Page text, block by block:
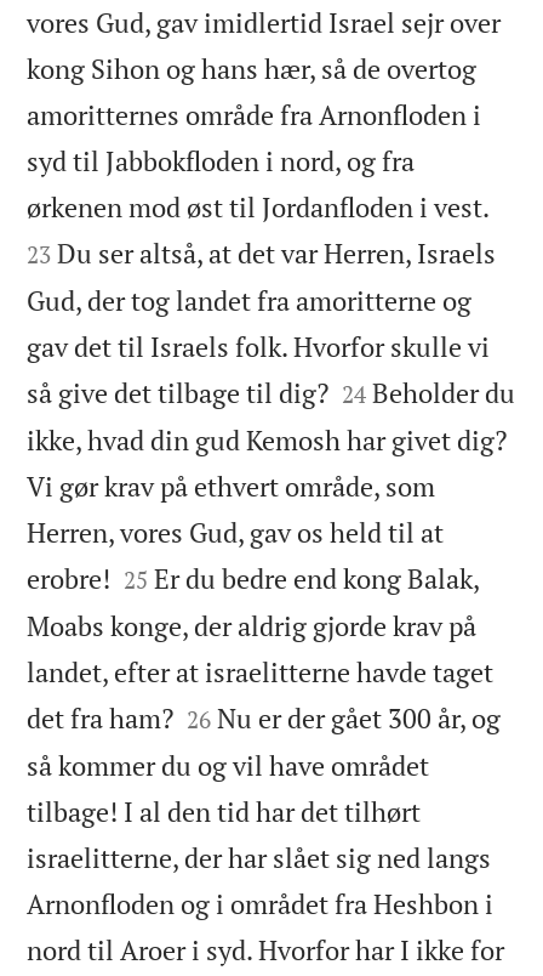
vores Gud, gav imidlertid Israel sejr over
kong Sihon og hans hær, så de overtog
amoritternes område fra Arnonfloden i
syd til Jabbokfloden i nord, og fra
ørkenen mod øst til Jordanfloden i vest.
23 Du ser altså, at det var Herren, Israels
Gud, der tog landet fra amoritterne og
gav det til Israels folk. Hvorfor skulle vi
så give det tilbage til dig?
24 Beholder du
ikke, hvad din gud Kemosh har givet dig?
Vi gør krav på ethvert område, som
Herren, vores Gud, gav os held til at
erobre! 

25 Er du bedre end kong Balak,
Moabs konge, der aldrig gjorde krav på
landet, efter at israelitterne havde taget
det fra ham?
26 Nu er der gået 300 år, og
så kommer du og vil have området
tilbage! I al den tid har det tilhørt
israelitterne, der har slået sig ned langs
Arnonfloden og i området fra Heshbon i
nord til Aroer i syd. Hvorfor har I ikke for